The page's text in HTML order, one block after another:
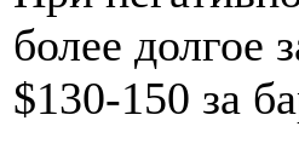
более долгое
$130-150 за